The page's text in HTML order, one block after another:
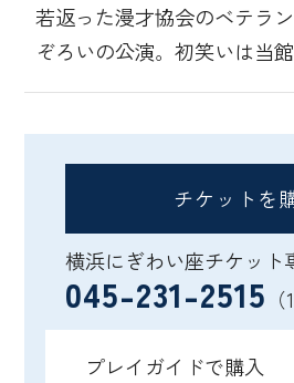
若返った漫才協会のベテラ
ぞろいの公演。初笑いは当館
チケットを
横浜にぎわい座チケット
045-231-2515
プレイガイドで購入